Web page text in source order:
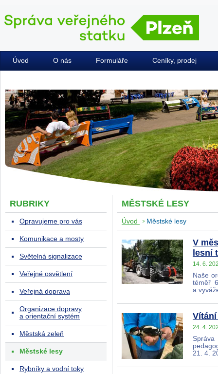
Úvod O nás Formuláře Ceníky, prodej
MĚSTSKÉ LESY
Úvod Městské lesy
V
lesní
14. 6.
Naše
téměř
a
24. 4.
21. 4.
RUBRIKY
Opravujeme pro vás
Komunikace a mosty
Světelná signalizace
Veřejné osvětlení
Veřejná doprava
Organizace dopravy
a orientační systém
Městská zeleň
Městské lesy
Rybníky a vodní toky